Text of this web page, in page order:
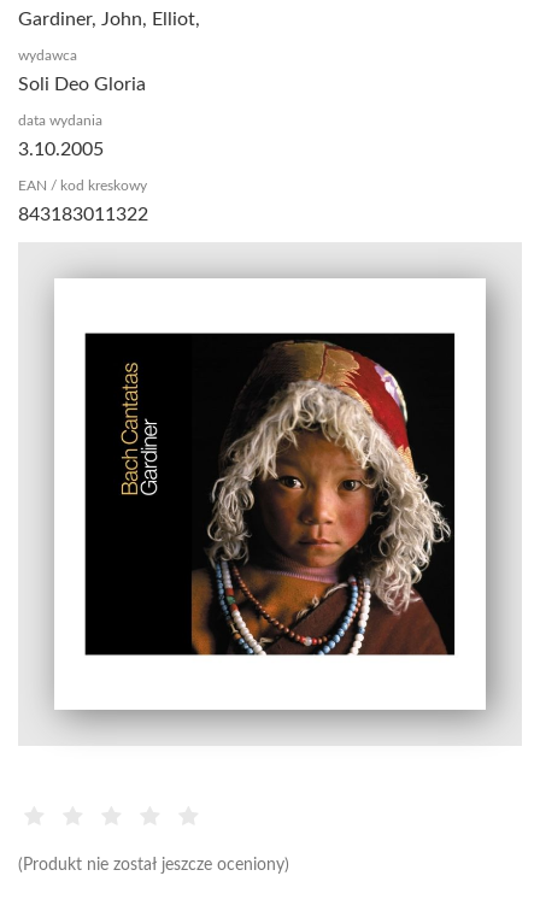
(Produkt nie został jeszcze oceniony)
Gardiner, John, Elliot,
wydawca
Soli Deo Gloria
data wydania
3.10.2005
EAN / kod kreskowy
843183011322